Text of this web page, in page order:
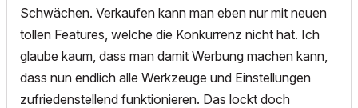
Schwächen. Verkaufen kann man eben nur mit neuen
tollen Features, welche die Konkurrenz nicht hat. Ich
glaube kaum, dass man damit Werbung machen kann,
dass nun endlich alle Werkzeuge und Einstellungen
zufriedenstellend funktionieren. Das lockt doch